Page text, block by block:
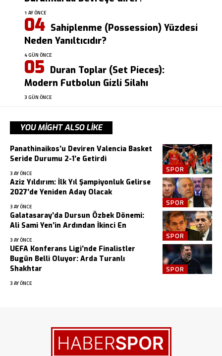
1 AY ÖNCE
Sahiplenme (Possession) Yüzdesi
Neden Yanıltıcıdır?
4 GÜN ÖNCE
Duran Toplar (Set Pieces):
Modern Futbolun Gizli Silahı
3 GÜN ÖNCE
YOU MIGHT ALSO LIKE
SPOR
Panathinaikos’u Deviren Valencia Basket
Seride Durumu 2-1’e Getirdi
3 AY ÖNCE
SPOR
Aziz Yıldırım: İlk Yıl Şampiyonluk Gelirse
2027’de Yeniden Aday Olacak
3 AY ÖNCE
SPOR
Galatasaray’da Dursun Özbek Dönemi:
Ali Sami Yen’in Ardından İkinci En
3 AY ÖNCE
SPOR
UEFA Konferans Ligi’nde Finalistler
Bugün Belli Oluyor: Arda Turanlı
Shakhtar
3 AY ÖNCE